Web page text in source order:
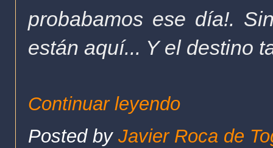
probabamos ese día!.
están aquí... Y el destino
Continuar leyendo
Posted by Javier Roca de